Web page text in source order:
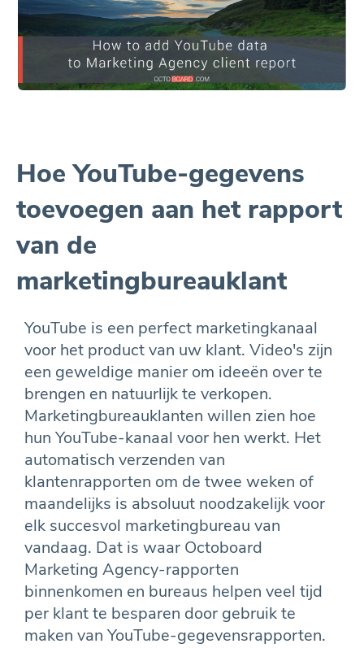
Hoe YouTube-gegevens
toevoegen aan het rapport
van de
marketingbureauklant
YouTube is een perfect marketingkanaal
voor het product van uw klant. Video's zijn
een geweldige manier om ideeën over te
brengen en natuurlijk te verkopen.
Marketingbureauklanten willen zien hoe
hun YouTube-kanaal voor hen werkt. Het
automatisch verzenden van
klantenrapporten om de twee weken of
maandelijks is absoluut noodzakelijk voor
elk succesvol marketingbureau van
vandaag. Dat is waar Octoboard
Marketing Agency-rapporten
binnenkomen en bureaus helpen veel tijd
per klant te besparen door gebruik te
maken van YouTube-gegevensrapporten.